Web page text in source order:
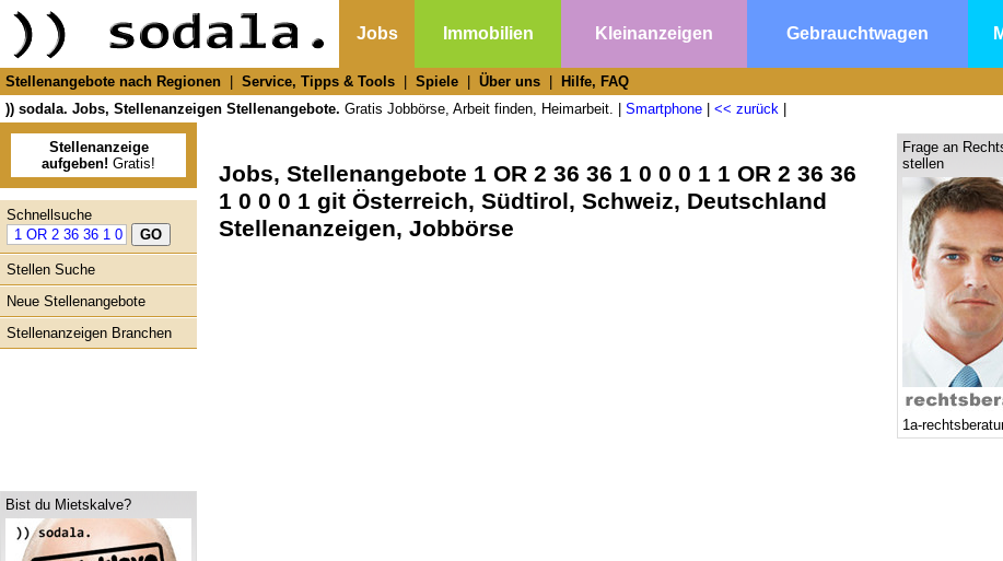
Jobs Immobilien Kleinanzeigen Gebrauchtwagen
Stellenangebote nach Regionen Service, Tipps & Tools Spiele Über uns
Hilfe, FAQ
)) sodala. Jobs, Stellenanzeigen Stellenangebote. Gratis Jobbörse, Arbeit finden, Heimarbeit. | Smartphone << zurück
Stellenanzeige
aufgeben! Gratis!
Schnellsuche
Stellen Suche
Neue Stellenangebote
Stellenanzeigen Branchen
Bist du Mietskalve?
Jobs, Stellenangebote 1 OR 2 36 36 1 0 0 0 1 1 OR 2 36 36
1 0 0 0 1 git Österreich, Südtirol, Schweiz, Deutschland
Stellenanzeigen, Jobbörse
Frage an
stellen
1a-